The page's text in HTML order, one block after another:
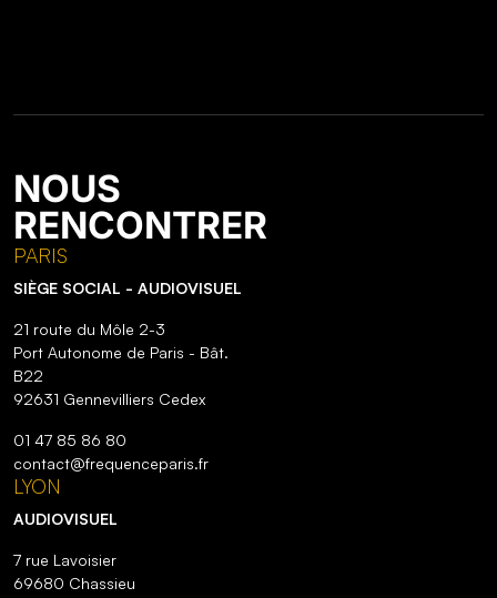
NOUS
RENCONTRER
PARIS
SIÈGE SOCIAL - AUDIOVISUEL
21 route du Môle 2-3
Port Autonome de Paris - Bât.
B22
92631 Gennevilliers Cedex
01 47 85 86 80
contact@frequenceparis.fr
LYON
AUDIOVISUEL
7 rue Lavoisier
69680 Chassieu